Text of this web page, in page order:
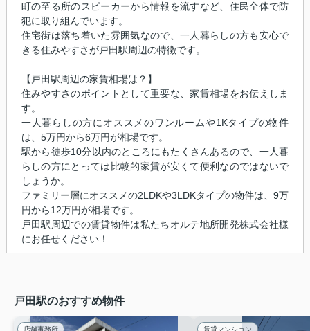
町の至る所のスピーカーから情報を流すなど、住民全体で防
犯に取り組んでいます。
住宅街は落ち着いた雰囲気なので、一人暮らしの方も安心で
きる住みやすさが戸田駅周辺の特徴です。
【戸田駅周辺の家賃相場は？】
住みやすさのポイントとして重要な、家賃相場をお伝えしま
す。
一人暮らしの方にオススメのワンルームや1Kタイプの物件
は、5万円から6万円が相場です。
駅から徒歩10分以内のところにもたくさんあるので、一人暮
らしの方にとっては比較的家賃が安くて便利なのではないで
しょうか。
ファミリー層にオススメの2LDKや3LDKタイプの物件は、9万
円から12万円が相場です。
戸田駅周辺での賃貸物件は私たちオルテ地所開発株式会社様
にお任せください！
戸田駅のおすすめ物件
店舗事務所 賃貸マンション